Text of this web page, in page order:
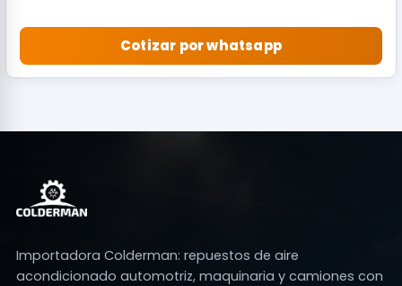
Cotizar por whatsapp
Importadora Colderman: repuestos de aire
acondicionado automotriz, maquinaria y camiones con